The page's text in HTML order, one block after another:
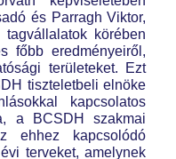
és Parragh Viktor,
körében
főbb eredményeiről,
területeket. Ezt
tiszteletbeli elnöke
kapcsolatos
a BCSDH szakmai
ehhez kapcsolódó
terveket, amelynek